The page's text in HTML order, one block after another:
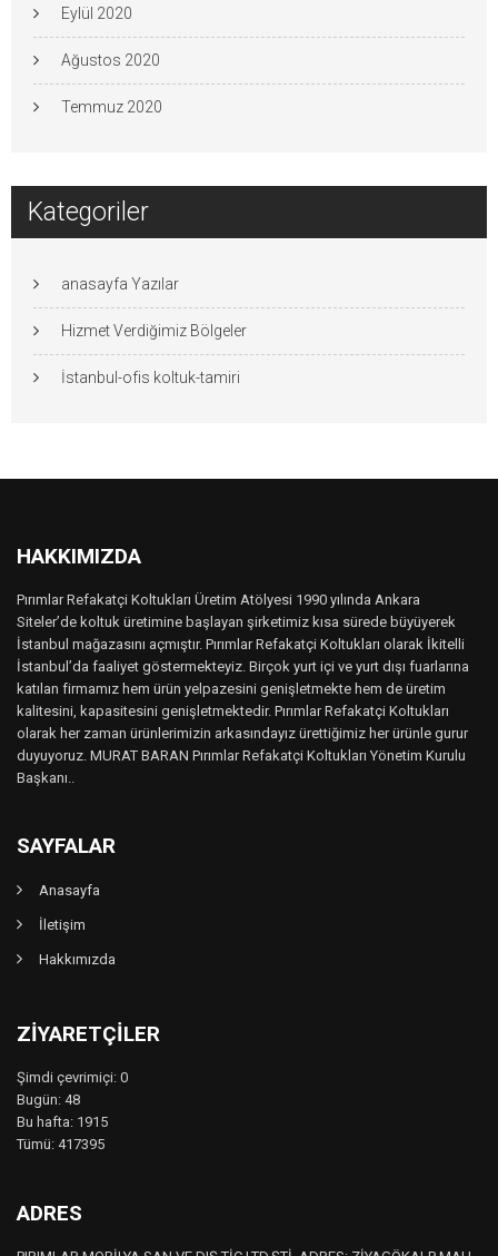
Eylül 2020
Ağustos 2020
Temmuz 2020
Kategoriler
anasayfa Yazılar
Hizmet Verdiğimiz Bölgeler
İstanbul-ofis koltuk-tamiri
HAKKIMIZDA
Pırımlar Refakatçi Koltukları Üretim Atölyesi 1990 yılında Ankara
Siteler’de koltuk üretimine başlayan şirketimiz kısa sürede büyüyerek
İstanbul mağazasını açmıştır. Pırımlar Refakatçi Koltukları olarak İkitelli
İstanbul’da faaliyet göstermekteyiz. Birçok yurt içi ve yurt dışı fuarlarına
katılan firmamız hem ürün yelpazesini genişletmekte hem de üretim
kalitesini, kapasitesini genişletmektedir. Pırımlar Refakatçi Koltukları
olarak her zaman ürünlerimizin arkasındayız ürettiğimiz her ürünle gurur
duyuyoruz. MURAT BARAN Pırımlar Refakatçi Koltukları Yönetim Kurulu
Başkanı..
SAYFALAR
Anasayfa
İletişim
Hakkımızda
ZIYARETÇILER
Şimdi çevrimiçi: 0
Bugün: 48
Bu hafta: 1915
Tümü: 417395
ADRES